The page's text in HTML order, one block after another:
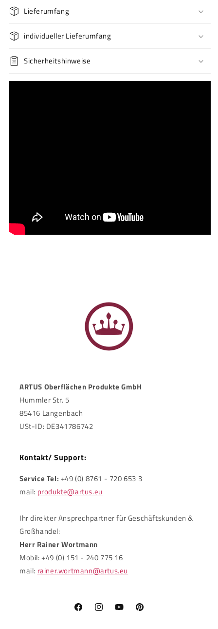
Lieferumfang
individueller Lieferumfang
Sicherheitshinweise
ARTUS Oberflächen Produkte GmbH
Hummler Str. 5
85416 Langenbach
USt-ID: DE341786742
Kontakt/ Support:
Service Tel: +49 (0) 8761 - 720 653 3
mail: produkte@artus.eu
Ihr direkter Ansprechpartner für Geschäftskunden &
Großhandel:
Herr Rainer Wortmann
Mobil: +49 (0) 151 - 240 775 16
mail: rainer.wortmann@artus.eu
FacebookInstagramYouTubePinterest